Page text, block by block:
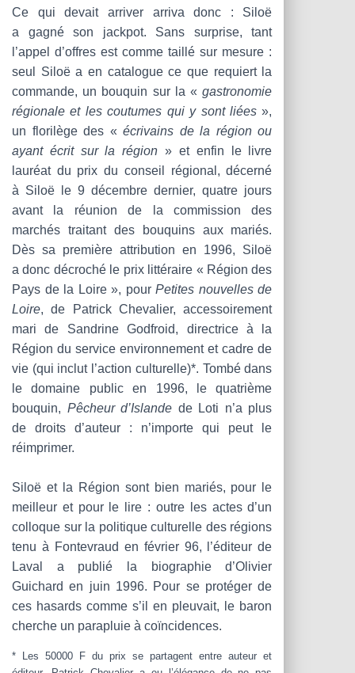
Ce qui devait arriver arriva donc : Siloë
a gagné son jackpot. Sans surprise, tant
l’appel d’offres est comme taillé sur mesure :
seul Siloë a en catalogue ce que requiert la
commande, un bouquin sur la «gastronomie
régionale et les coutumes qui y sont liées»,
un florilège des «écrivains de la région ou
ayant écrit sur la région » et enfin le livre
lauréat du prix du conseil régional, décerné
à Siloë le 9 décembre dernier, quatre jours
avant la réunion de la commission des
marchés traitant des bouquins aux mariés.
Dès sa première attribution en 1996, Siloë
a donc décroché le prix littéraire « Région des
Pays de la Loire », pourPetites nouvelles de
Loire, de Patrick Chevalier, accessoirement
mari de Sandrine Godfroid, directrice à la
Région du service environnement et cadre de
vie (qui inclut l’action culturelle)*. Tombé dans
le domaine public en 1996, le quatrième
bouquin, Pêcheur d’Islande de Loti n’a plus
de droits d’auteur : n’importe qui peut le
réimprimer.
Siloë et la Région sont bien mariés, pour le
meilleur et pour le lire : outre les actes d’un
colloque sur la politique culturelle des régions
tenu à Fontevraud en février 96, l’éditeur de
Laval a publié la biographie d’Olivier
Guichard en juin 1996. Pour se protéger de
ces hasards comme s’il en pleuvait, le baron
cherche un parapluie à coïncidences.
* Les 50000 F du prix se partagent entre auteur et